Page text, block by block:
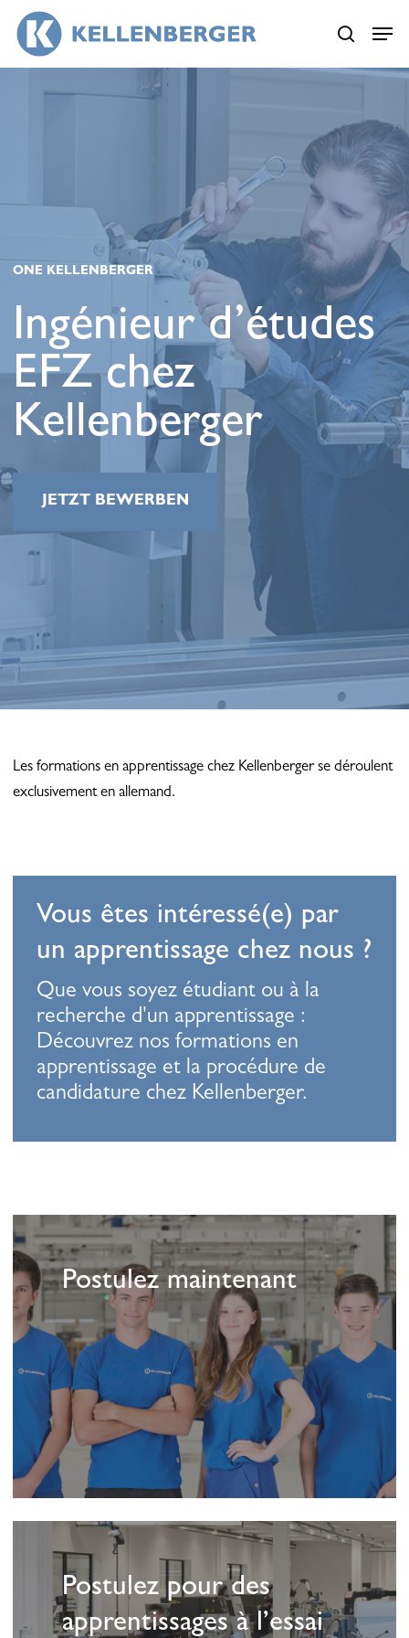
search
Menu
ONE KELLENBERGER
Ingénieur d’études
EFZ chez
Kellenberger
JETZT BEWERBEN
Les formations en apprentissage chez Kellenberger se déroulent
exclusivement en allemand.
Vous êtes intéressé(e) par
un apprentissage chez nous ?
Que vous soyez étudiant ou à la
recherche d'un apprentissage :
Découvrez nos formations en
apprentissage et la procédure de
candidature chez Kellenberger.
Postulez maintenant
savoir
plus
Postulez pour des
apprentissages à l’essai